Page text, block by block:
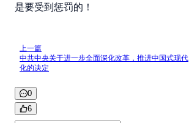
是要受到惩罚的！
上一篇
中共中央关于进一步全面深化改革，推进中国式现代
化的决定
0
6